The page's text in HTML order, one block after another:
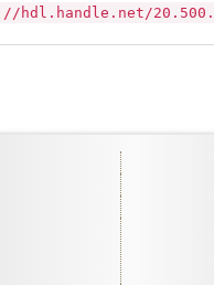
hdl.handle.net/